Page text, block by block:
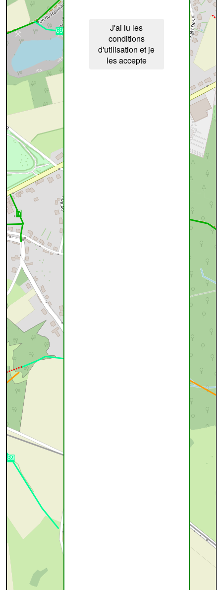
J'ai lu les
conditions
d'utilisation et je
les accepte